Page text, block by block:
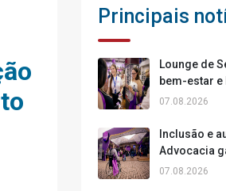
Principais
Lounge de
bem-estar
na Cidade
07.08.2026
Inclusão e
Advocacia
física e
07.08.2026